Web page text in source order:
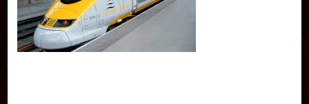
Mame Hulo
AUTEURS